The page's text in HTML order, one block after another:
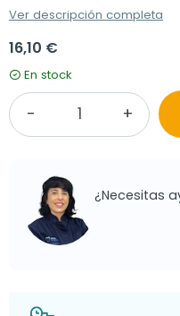
Ver descripción completa
16,10 €
En stock
¿Necesitas